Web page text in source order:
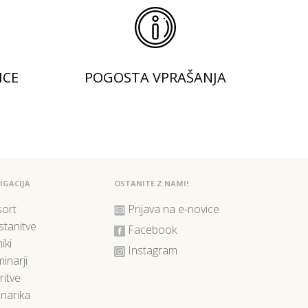
POGOSTA VPRAŠANJA
OSTANITE Z NAMI!
Prijava na e-novice
Facebook
Instagram